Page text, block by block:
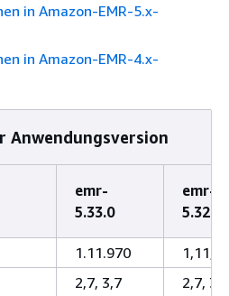
in Amazon-EMR-5.x-
in Amazon-EMR-4.x-
Anwendungsversion
emr-
5.33.0
emr-
5.32.1
1.11.970
2,7, 3,7
2,7, 3,7